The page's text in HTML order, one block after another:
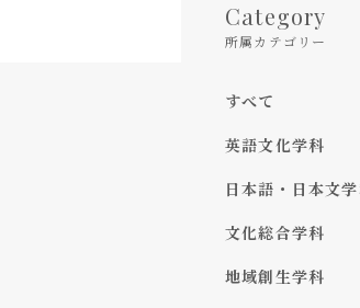
Category
所属カテゴリー
すべて
英語文化学科
日本語・日本文
文化総合学科
地域創生学科